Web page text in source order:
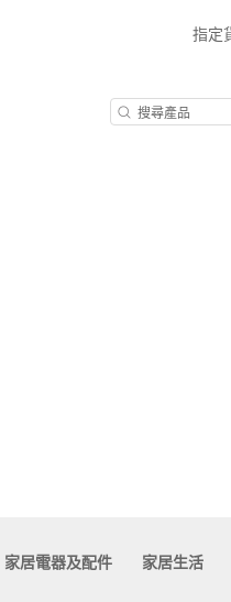
指定
家居電器及配件 家居生活